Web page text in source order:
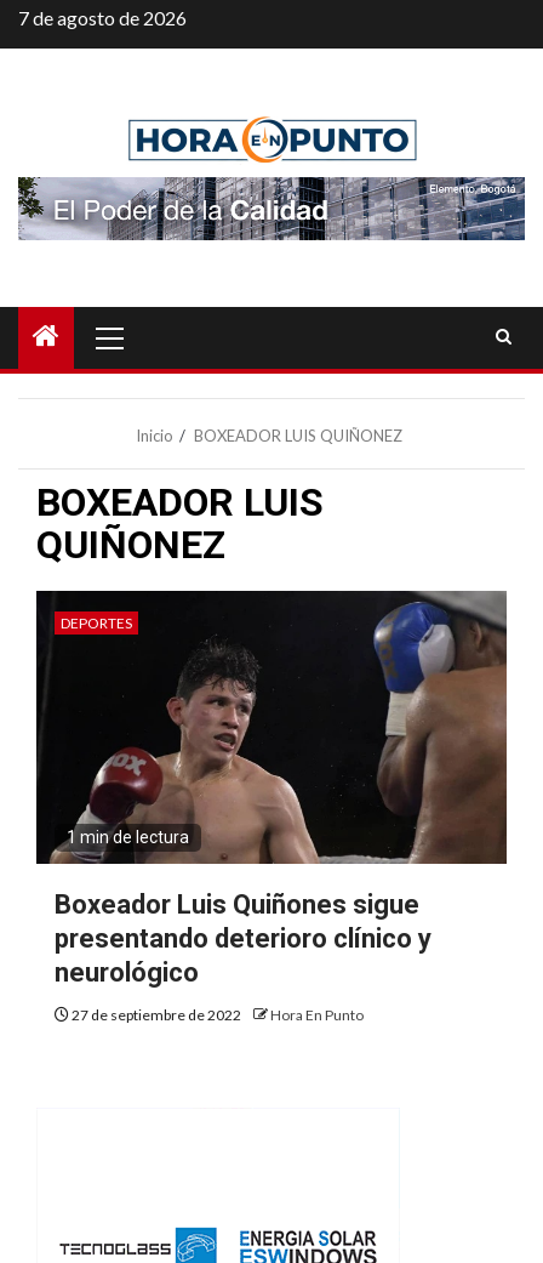
Saltar
al
7 de agosto de 2026
principal
Inicio BOXEADOR LUIS QUIÑONEZ
BOXEADOR LUIS
QUIÑONEZ
DEPORTES
1 min de lectura
Boxeador Luis Quiñones sigue
presentando deterioro clínico y
neurológico
27 de septiembre de 2022 Hora En Punto